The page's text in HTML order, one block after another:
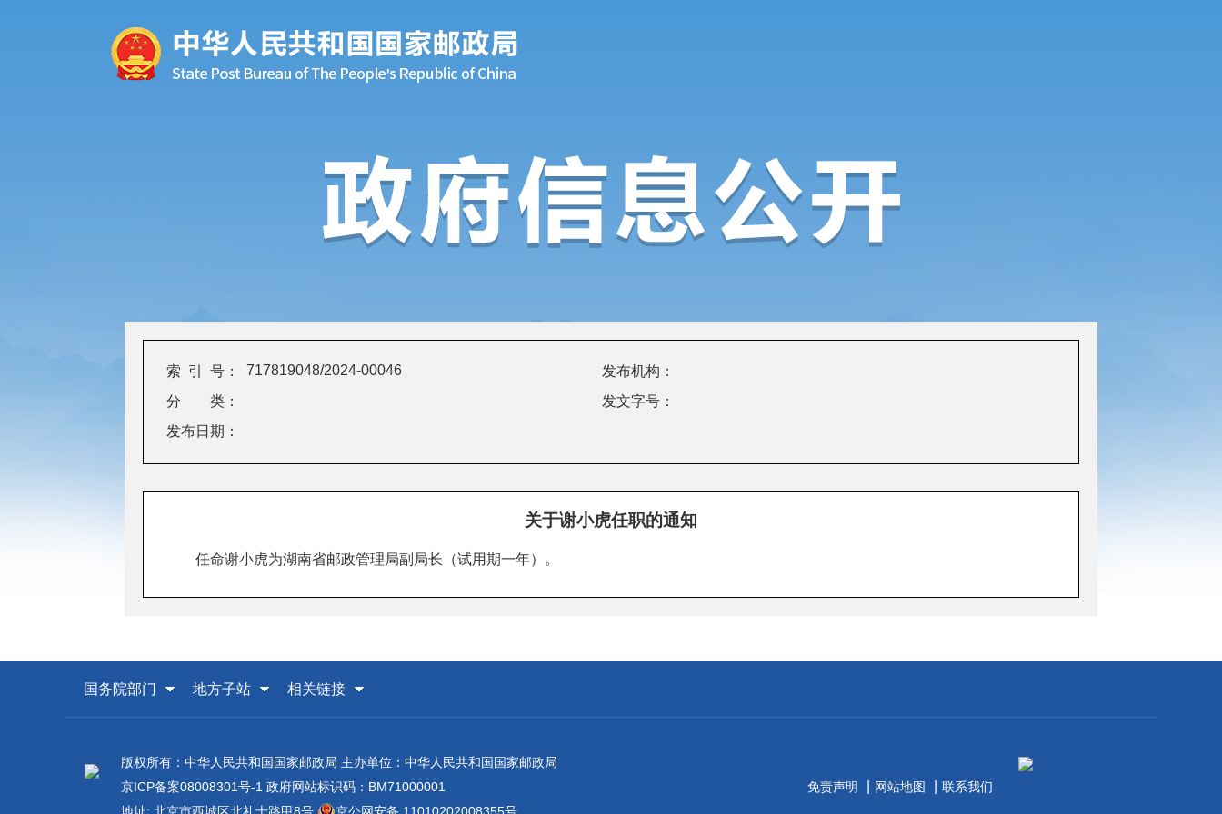
索 引 号： 717819048/2024-00046
发布机构：
分 类：
发文字号：
发布日期：
关于谢小虎任职的通知
任命谢小虎为湖南省邮政管理局副局长（试用期一年）。
国务院部门 地方子站 相关链接
版权所有：中华人民共和国国家邮政局 主办单位：中华人民共和国国家邮政局
京ICP备案08008301号-1 政府网站标识码：BM71000001
免责声明 网站地图 联系我们